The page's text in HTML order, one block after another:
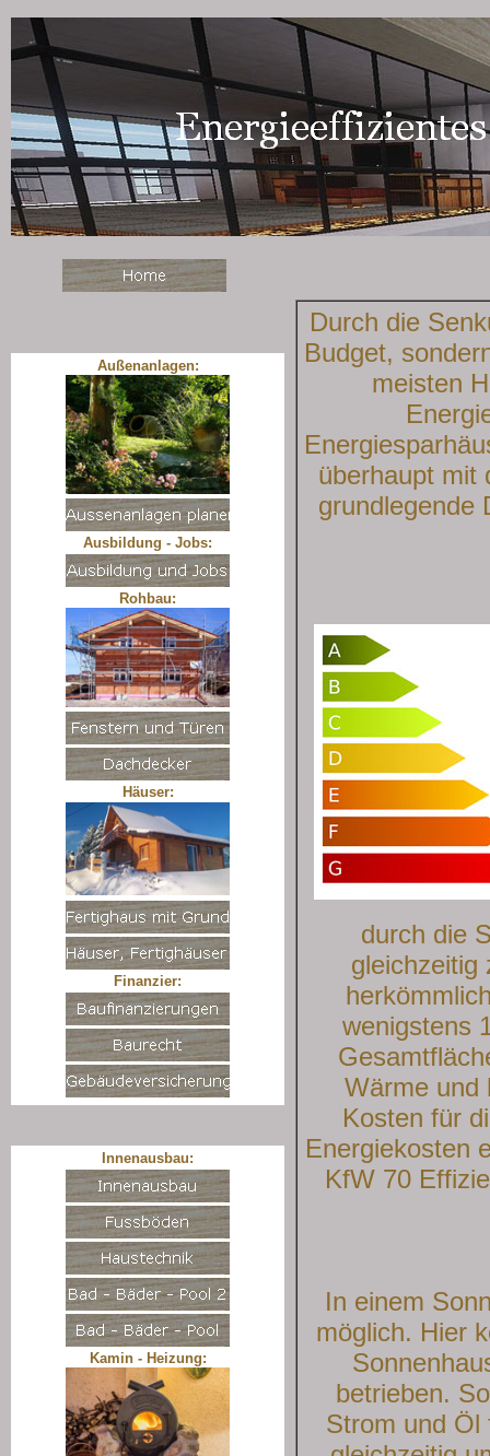
Außenanlagen:
Ausbildung - Jobs:
Rohbau:
Häuser:
Finanzier:
Innenausbau:
Kamin - Heizung:
Durch die
Budget,
meisten
überhaupt mit
grundlegende
durch die
gleichzeitig
wenigstens
Wärme und
Kosten für
Energiekosten
KfW 70
In einem
möglich. Hier
betrieben.
Strom und Öl